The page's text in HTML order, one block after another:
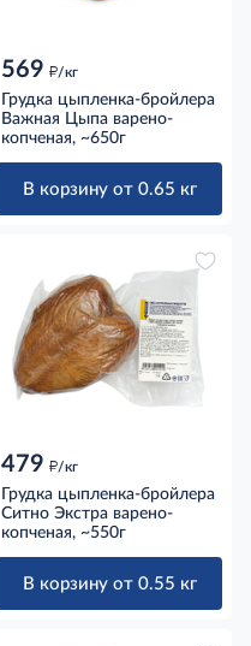
569 д/кг
Грудка цыпленка-бройлера
Важная Цыпа варено-
копченая, ~650г
В корзину от 0.65 кг
479 д/кг
Грудка цыпленка-бройлера
Ситно Экстра варено-
копченая, ~550г
В корзину от 0.55 кг